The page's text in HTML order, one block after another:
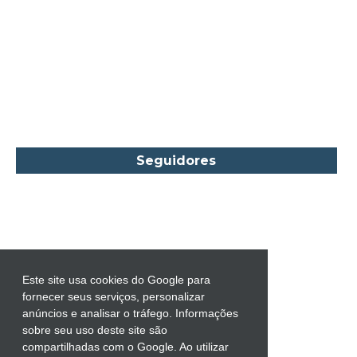
Este site usa cookies do Google para
fornecer seus serviços, personalizar
anúncios e analisar o tráfego. Informações
sobre seu uso deste site são
compartilhadas com o Google. Ao utilizar
Caroline Linden
Celeste Bradley
Chantelle Shaw
Charles Dickens
Charlie Donlea
Charlotte Brontë
Seguidores